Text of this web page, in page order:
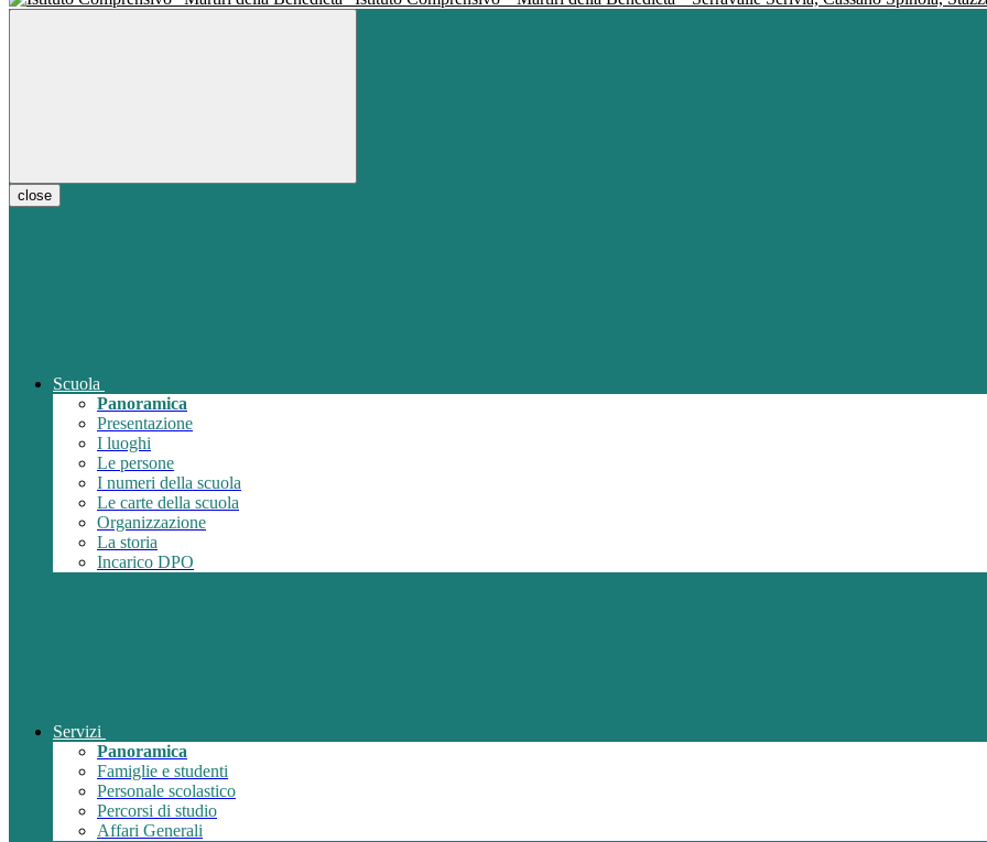
close
Scuola
Panoramica
Presentazione
I luoghi
Le persone
I numeri della scuola
Le carte della scuola
Organizzazione
La storia
Incarico DPO
Servizi
Panoramica
Famiglie e studenti
Personale scolastico
Percorsi di studio
Affari Generali